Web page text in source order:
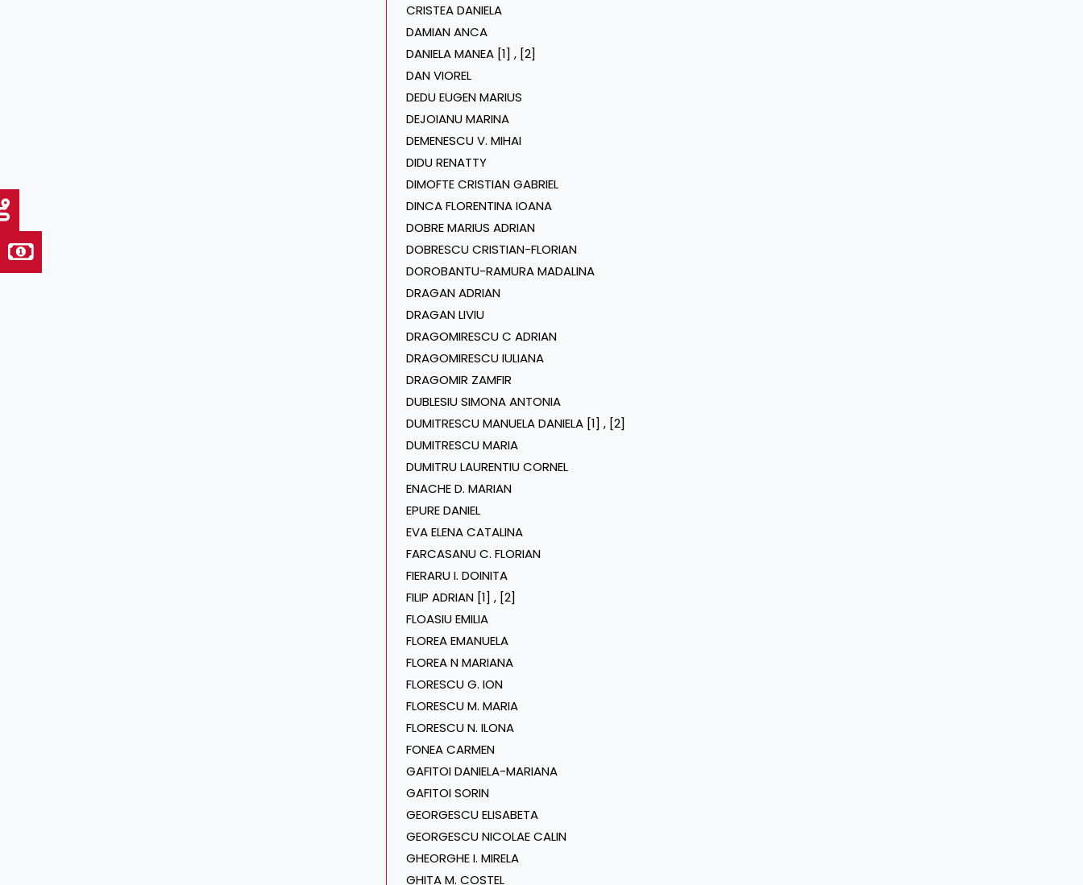
CRISTEA DANIELA
DAMIAN ANCA
DANIELA MANEA [1] , [2]
DAN VIOREL
DEDU EUGEN MARIUS
DEJOIANU MARINA
DEMENESCU V. MIHAI
DIDU RENATTY
DIMOFTE CRISTIAN GABRIEL
DINCA FLORENTINA IOANA
DOBRE MARIUS ADRIAN
DOBRESCU CRISTIAN-FLORIAN
DOROBANTU-RAMURA MADALINA
DRAGAN ADRIAN
DRAGAN LIVIU
DRAGOMIRESCU C ADRIAN
DRAGOMIRESCU IULIANA
DRAGOMIR ZAMFIR
DUBLESIU SIMONA ANTONIA
DUMITRESCU MANUELA DANIELA [1] , [2]
DUMITRESCU MARIA
DUMITRU LAURENTIU CORNEL
ENACHE D. MARIAN
EPURE DANIEL
EVA ELENA CATALINA
FARCASANU C. FLORIAN
FIERARU I. DOINITA
FILIP ADRIAN [1] , [2]
FLOASIU EMILIA
FLOREA EMANUELA
FLOREA N MARIANA
FLORESCU G. ION
FLORESCU M. MARIA
FLORESCU N. ILONA
FONEA CARMEN
GAFITOI DANIELA-MARIANA
GAFITOI SORIN
GEORGESCU ELISABETA
GEORGESCU NICOLAE CALIN
GHEORGHE I. MIRELA
GHITA M. COSTEL